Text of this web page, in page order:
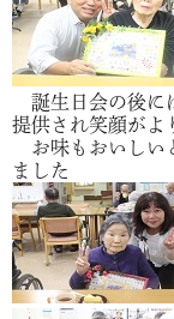
誕生日会の後に
提供され笑顔がよ
お味もおいしい
ました